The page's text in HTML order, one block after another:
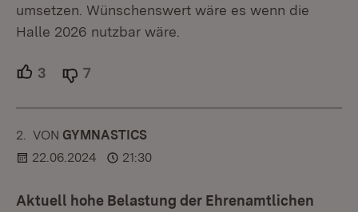
umsetzen. Wünschenswert wäre es wenn die
Halle 2026 nutzbar wäre.
3 Unterstützer.
7
2. KOMMENTAR
VON :GYMNASTICS
22.06.2024
21:30
Aktuell hohe Belastung der Ehrenamtlichen